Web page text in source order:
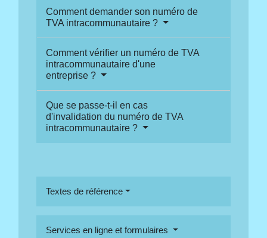
Comment demander son numéro de
TVA intracommunautaire ?
Comment vérifier un numéro de TVA
intracommunautaire d'une
entreprise ?
Que se passe-t-il en cas
d'invalidation du numéro de TVA
intracommunautaire ?
Textes de référence
Services en ligne et formulaires